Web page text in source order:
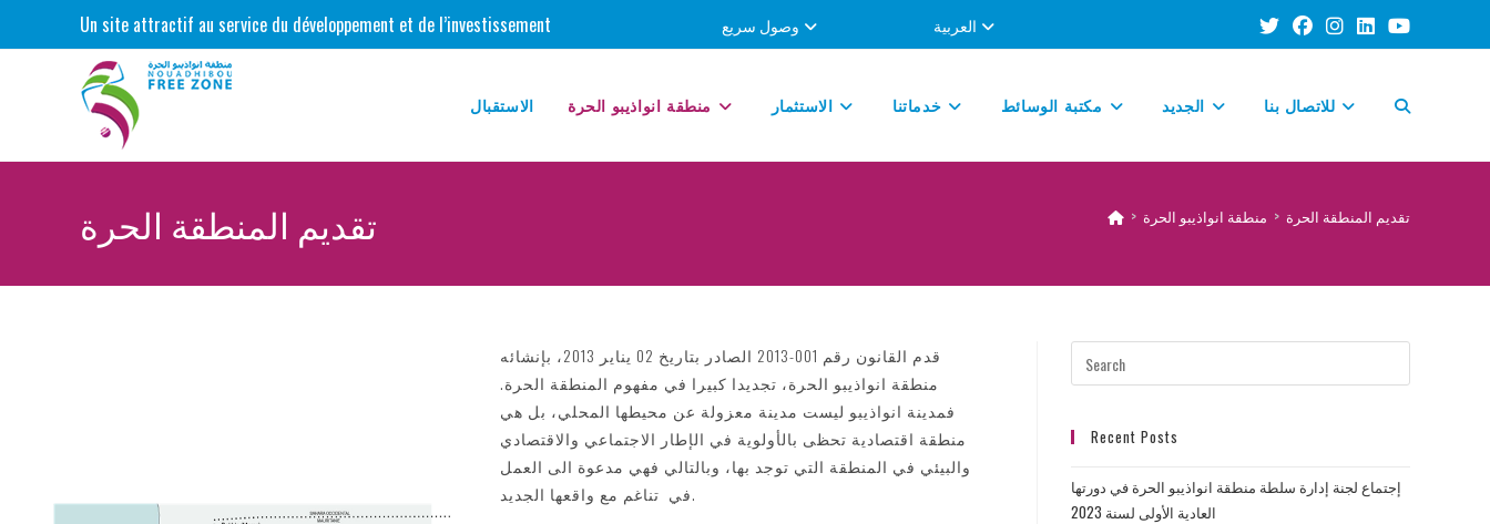
Un site attractif au service du développement et de l’investissement وصول سريع العربية
الاستقبال منطقة انواذيبو الحرة الاستثمار خدماتنا مكتبة الوسائط الجديد للاتصال بنا TOGGLE
WEBSITE تقديم المنطقة الحرة > منطقة انواذيبو الحرة > تقديم المنطقة الحرة
قدم القانون رقم 001-2013 الصادر بتاريخ 02 يناير 2013، بإنشائه
منطقة انواذيبو الحرة، تجديدا كبيرا في مفهوم المنطقة الحرة.
فمدينة انواذيبو ليست مدينة معزولة عن محيطها المحلي، بل هي
منطقة اقتصادية تحظى بالأولوية في الإطار الاجتماعي والاقتصادي
والبيئي في المنطقة التي توجد بها، وبالتالي فهي مدعوة الى العمل
في تناغم مع واقعها الجديد.
Recent Posts
إجتماع لجنة إدارة سلطة منطقة انواذيبو الحرة في دورتها
العادية الأولى لسنة 2023